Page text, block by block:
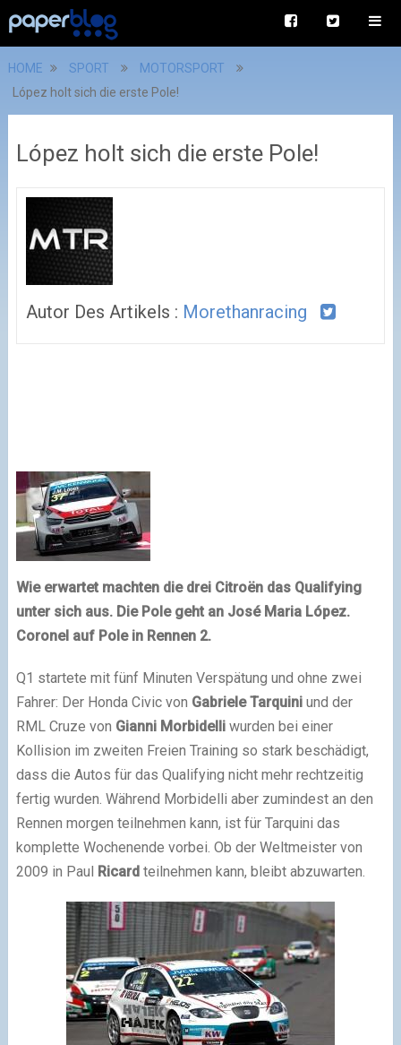
HOME SPORT
MOTORSPORT
López holt sich die erste Pole!
López holt sich die erste Pole!
Autor Des Artikels : Morethanracing
Wie erwartet machten die drei Citroën das Qualifying
unter sich aus. Die Pole geht an José Maria López.
Coronel auf Pole in Rennen 2.
Q1 startete mit fünf Minuten Verspätung und ohne zwei
Fahrer: Der Honda Civic von Gabriele Tarquiniund der
RML Cruze von Gianni Morbidelliwurden bei einer
Kollision im zweiten Freien Training so stark beschädigt,
dass die Autos für das Qualifying nicht mehr rechtzeitig
fertig wurden. Während Morbidelli aber zumindest an den
Rennen morgen teilnehmen kann, ist für Tarquini das
komplette Wochenende vorbei. Ob der Weltmeister von
2009 in Paul Ricardteilnehmen kann, bleibt abzuwarten.